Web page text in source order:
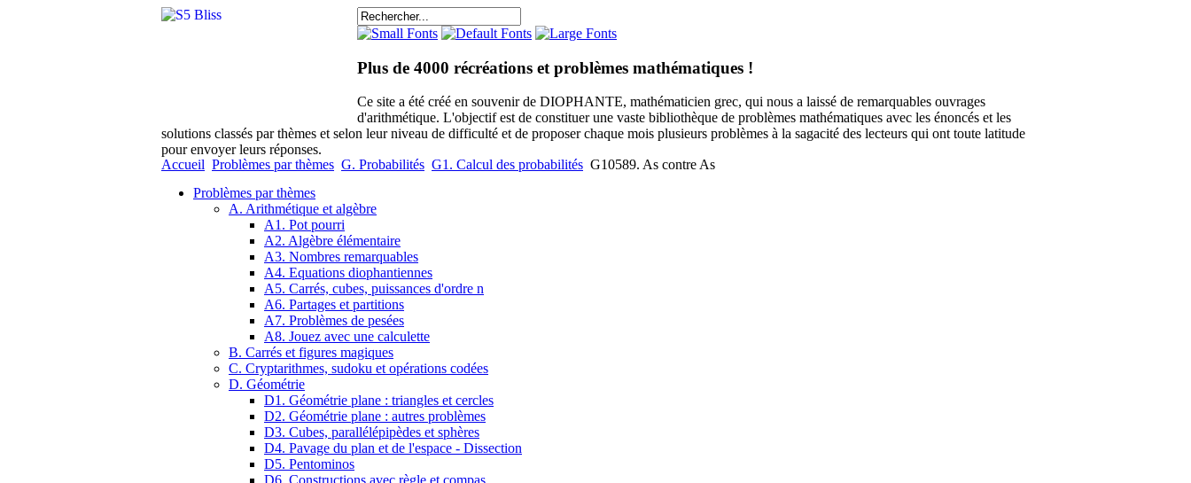
Plus de 4000 récréations et problèmes mathématiques !
Ce site a été créé en souvenir de DIOPHANTE, mathématicien grec, qui nous a laissé de remarquables ouvrages
d'arithmétique. L'objectif est de constituer une vaste bibliothèque de problèmes mathématiques avec les énoncés et les
solutions classés par thèmes et selon leur niveau de difficulté et de proposer chaque mois plusieurs problèmes à la sagacité des lecteurs qui ont toute latitude
pour envoyer leurs réponses.
Accueil Problèmes par thèmes G. Probabilités G1. Calcul des probabilités G10589. As contre As
Problèmes par thèmes
A. Arithmétique et algèbre
A1. Pot pourri
A2. Algèbre élémentaire
A3. Nombres remarquables
A4. Equations diophantiennes
A5. Carrés, cubes, puissances d'ordre n
A6. Partages et partitions
A7. Problèmes de pesées
A8. Jouez avec une calculette
B. Carrés et figures magiques
C. Cryptarithmes, sudoku et opérations codées
D. Géométrie
D1. Géométrie plane : triangles et cercles
D2. Géométrie plane : autres problèmes
D3. Cubes, parallélépipèdes et sphères
D4. Pavage du plan et de l'espace - Dissection
D5. Pentominos